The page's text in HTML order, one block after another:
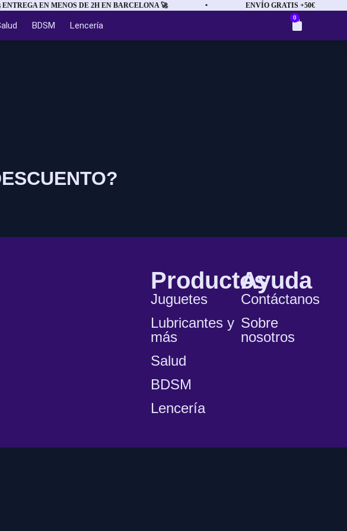
EN MENOS DE 2H EN BARCELONA 🚀 ENVÍO GRATIS +50€
BDSM Lencería
0
Productos
Juguetes
Lubricantes y
más
Salud
BDSM
Lencería
Ayuda
Contáctanos
Sobre
nosotros